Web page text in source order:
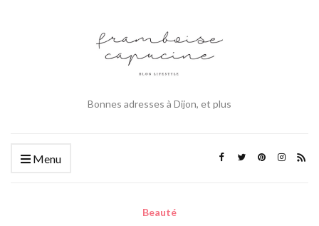
Bonnes adresses à Dijon, et plus
Menu
Beauté